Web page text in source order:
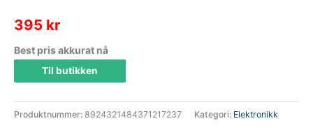
395 kr
Best pris akkurat nå
Til butikken
Produktnummer: 8924321484371217237 Kategori: Elektronikk